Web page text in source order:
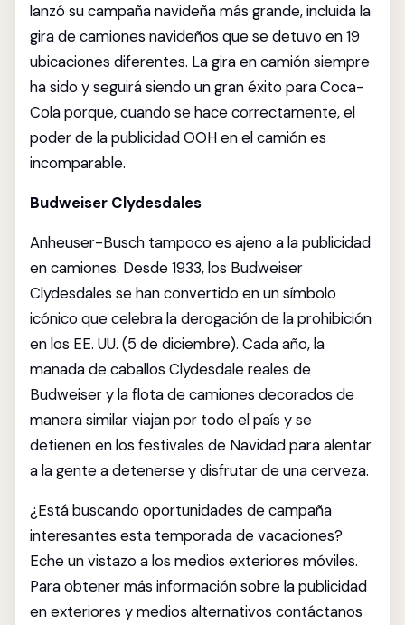
lanzó su campaña navideña más grande, incluida la
gira de camiones navideños que se detuvo en 19
ubicaciones diferentes. La gira en camión siempre
ha sido y seguirá siendo un gran éxito para Coca-
Cola porque, cuando se hace correctamente, el
poder de la publicidad OOH en el camión es
incomparable.
Budweiser Clydesdales
Anheuser-Busch tampoco es ajeno a la publicidad
en camiones. Desde 1933, los Budweiser
Clydesdales se han convertido en un símbolo
icónico que celebra la derogación de la prohibición
en los EE. UU. (5 de diciembre). Cada año, la
manada de caballos Clydesdale reales de
Budweiser y la flota de camiones decorados de
manera similar viajan por todo el país y se
detienen en los festivales de Navidad para alentar
a la gente a detenerse y disfrutar de una cerveza.
¿Está buscando oportunidades de campaña
interesantes esta temporada de vacaciones?
Eche un vistazo a los medios exteriores móviles.
Para obtener más información sobre la publicidad
en exteriores y medios alternativos contáctanos